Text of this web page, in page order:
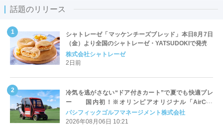
話題のリリース
シャトレーゼ「マッケンチーズブレッド」本日8月7日
（金）より全国のシャトレーゼ・YATSUDOKIで発売
株式会社シャトレーゼ
2日前
冷気を逃がさない“ドア付きカート”で夏でも快適プレ
ー 国内初！※オリンピアオリジナル「AirCon
Cart（エアコンカート）」導入 | ＰＧＭ
パシフィックゴルフマネージメント株式会社
2026年08月06日 10:21